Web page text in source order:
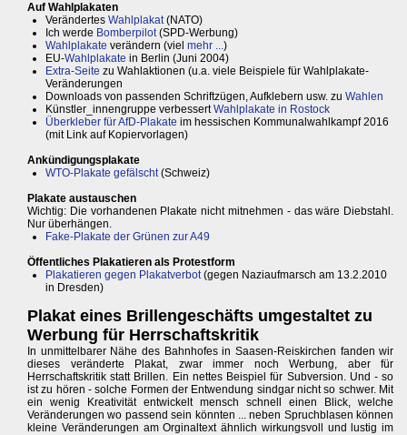
Auf Wahlplakaten
Verändertes Wahlplakat(NATO)
Ich werde Bomberpilot(SPD-Werbung)
Wahlplakate verändern (viel mehr ...)
EU-Wahlplakate in Berlin (Juni 2004)
Extra-Seite zu Wahlaktionen (u.a. viele Beispiele für Wahlplakate-
Veränderungen
Downloads von passenden Schriftzügen, Aufklebern usw. zu Wahlen
Künstler_innengruppe verbessertWahlplakate in Rostock
Überkleber für AfD-Plakate im hessischen Kommunalwahlkampf 2016
(mit Link auf Kopiervorlagen)
Ankündigungsplakate
WTO-Plakate gefälscht(Schweiz)
Plakate austauschen
Wichtig: Die vorhandenen Plakate nicht mitnehmen - das wäre Diebstahl.
Nur überhängen.
Fake-Plakate der Grünen zur A49
Öffentliches Plakatieren als Protestform
Plakatieren gegen Plakatverbot(gegen Naziaufmarsch am 13.2.2010
in Dresden)
Plakat eines Brillengeschäfts umgestaltet zu
Werbung für Herrschaftskritik
In unmittelbarer Nähe des Bahnhofes in Saasen-Reiskirchen fanden wir
dieses veränderte Plakat, zwar immer noch Werbung, aber für
Herrschaftskritik statt Brillen. Ein nettes Beispiel für Subversion. Und - so
ist zu hören - solche Formen der Entwendung sindgar nicht so schwer. Mit
ein wenig Kreativität entwickelt mensch schnell einen Blick, welche
Veränderungen wo passend sein könnten ... neben Spruchblasen können
kleine Veränderungen am Orginaltext ähnlich wirkungsvoll und lustig im